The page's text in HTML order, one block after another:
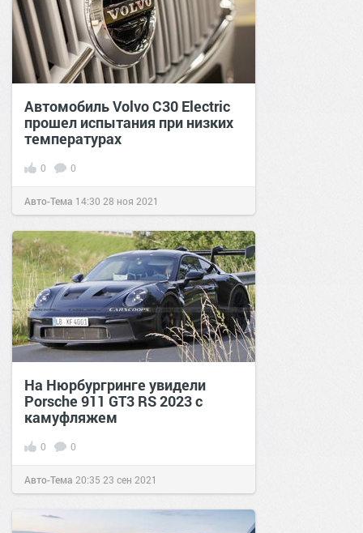
Автомобиль Volvo C30 Electric
прошел испытания при низких
температурах
0 0
Авто-Тема 14:30 28 ноя 2021
На Нюрбургринге увидели
Porsche 911 GT3 RS 2023 с
камуфляжем
0 0
Авто-Тема 20:35 23 сен 2021